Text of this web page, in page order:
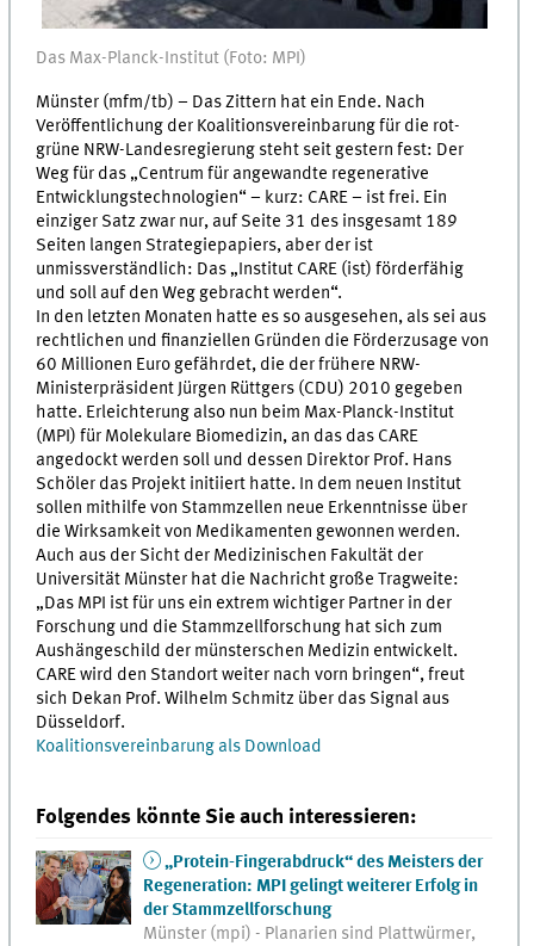
Das Max-Planck-Institut (Foto: MPI)
Münster (mfm/tb) – Das Zittern hat ein Ende. Nach
Veröffentlichung der Koalitionsvereinbarung für die rot-
grüne NRW-Landesregierung steht seit gestern fest: Der
Weg für das „Centrum für angewandte regenerative
Entwicklungstechnologien“ – kurz: CARE – ist frei. Ein
einziger Satz zwar nur, auf Seite 31 des insgesamt 189
Seiten langen Strategiepapiers, aber der ist
unmissverständlich: Das „Institut CARE (ist) förderfähig
und soll auf den Weg gebracht werden“.
In den letzten Monaten hatte es so ausgesehen, als sei aus
rechtlichen und finanziellen Gründen die Förderzusage von
60 Millionen Euro gefährdet, die der frühere NRW-
Ministerpräsident Jürgen Rüttgers (CDU) 2010 gegeben
hatte. Erleichterung also nun beim Max-Planck-Institut
(MPI) für Molekulare Biomedizin, an das das CARE
angedockt werden soll und dessen Direktor Prof. Hans
Schöler das Projekt initiiert hatte. In dem neuen Institut
sollen mithilfe von Stammzellen neue Erkenntnisse über
die Wirksamkeit von Medikamenten gewonnen werden.
Auch aus der Sicht der Medizinischen Fakultät der
Universität Münster hat die Nachricht große Tragweite:
„Das MPI ist für uns ein extrem wichtiger Partner in der
Forschung und die Stammzellforschung hat sich zum
Aushängeschild der münsterschen Medizin entwickelt.
CARE wird den Standort weiter nach vorn bringen“, freut
sich Dekan Prof. Wilhelm Schmitz über das Signal aus
Düsseldorf.
Koalitionsvereinbarung als Download
Folgendes könnte Sie auch interessieren:
„Protein-Fingerabdruck“ des Meisters der
Regeneration: MPI gelingt weiterer Erfolg in
der Stammzellforschung
Münster (mpi) - Planarien sind Plattwürmer,